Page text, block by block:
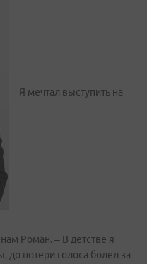
– Я мечтал выступить на
Роман. – В детстве я
до потери голоса болел за